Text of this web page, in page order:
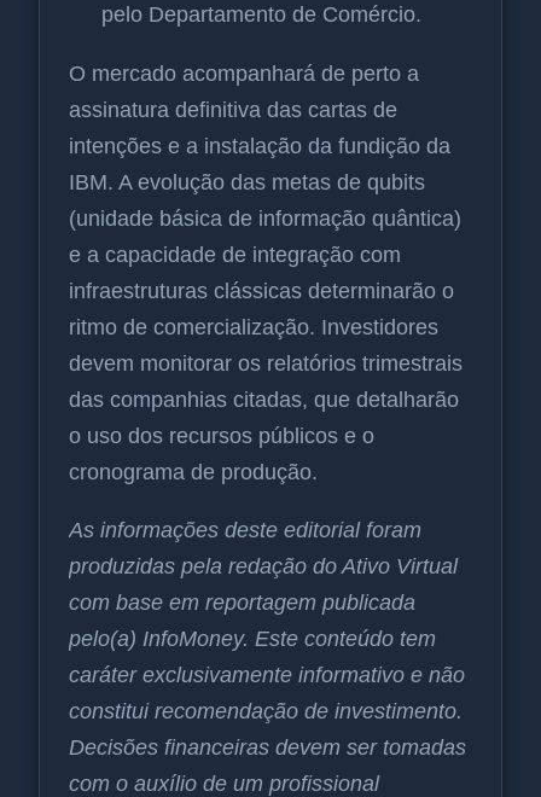
pelo Departamento de Comércio.
O mercado acompanhará de perto a
assinatura definitiva das cartas de
intenções e a instalação da fundição da
IBM. A evolução das metas de qubits
(unidade básica de informação quântica)
e a capacidade de integração com
infraestruturas clássicas determinarão o
ritmo de comercialização. Investidores
devem monitorar os relatórios trimestrais
das companhias citadas, que detalharão
o uso dos recursos públicos e o
cronograma de produção.
As informações deste editorial foram
produzidas pela redação do Ativo Virtual
com base em reportagem publicada
pelo(a) InfoMoney. Este conteúdo tem
caráter exclusivamente informativo e não
constitui recomendação de investimento.
Decisões financeiras devem ser tomadas
com o auxílio de um profissional